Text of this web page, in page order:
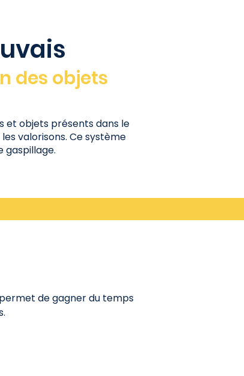
des objets
et objets présents dans le
valorisons. Ce système
gaspillage.
de gagner du temps